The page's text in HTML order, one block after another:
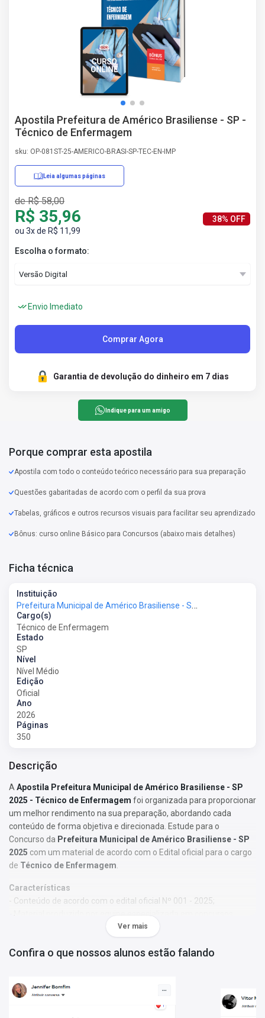
Apostila Prefeitura de Américo Brasiliense - SP -
Técnico de Enfermagem
sku: OP-081ST-25-AMERICO-BRASI-SP-TEC-EN-IMP
Leia algumas páginas
de R$ 58,00
R$ 35,96
ou 3x de R$ 11,99
38% OFF
Escolha o formato:
Envio Imediato
Comprar Agora
Garantia de devolução do dinheiro em 7 dias
Indique para um amigo
Porque comprar esta apostila
Apostila com todo o conteúdo teórico necessário para sua preparação
Questões gabaritadas de acordo com o perfil da sua prova
Tabelas, gráficos e outros recursos visuais para facilitar seu aprendizado
Bônus: curso online Básico para Concursos (abaixo mais detalhes)
Ficha técnica
Instituição
Prefeitura Municipal de Américo Brasiliense - SP - Prefeitura de Américo Brasiliense - SP
Cargo(s)
Técnico de Enfermagem
Estado
SP
Nível
Nível Médio
Edição
Oficial
Ano
2026
Páginas
350
Descrição
A Apostila Prefeitura Municipal de Américo Brasiliense - SP
2025 - Técnico de Enfermagem foi organizada para proporcionar
um melhor rendimento na sua preparação, abordando cada
conteúdo de forma objetiva e direcionada. Estude para o
Concurso da Prefeitura Municipal de Américo Brasiliense - SP
2025 com um material de acordo com o Edital oficial para o cargo
de Técnico de Enfermagem
Características
- Conteúdo de acordo com o edital oficial Nº 001 - 2025;
- Material produzido por equipe especializada em concursos
- Você receberá um bônus especial: Curso Online de disciplinas
básicas (Língua Portuguesa e Informática).
temas são abordados conforme o referencial adotado pelos
Ver mais
Confira o que nossos alunos estão falando